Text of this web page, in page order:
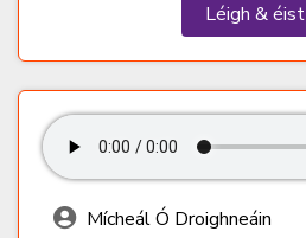
Léigh & éist
Mícheál Ó Droighneáin